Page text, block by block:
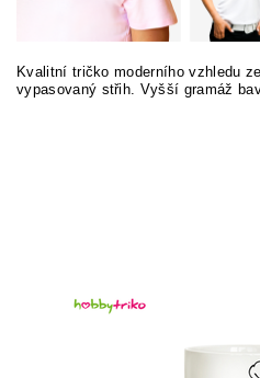
Kvalitní tričko moderního vzhledu
vypasovaný střih. Vyšší gramáž